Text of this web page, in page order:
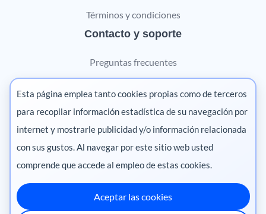
Términos y condiciones
Contacto y soporte
Preguntas frecuentes
Contáctanos
Marketing digital
Pharma
México
·
Esta página emplea tanto cookies propias como de terceros
para recopilar información estadística de su navegación por
internet y mostrarle publicidad y/o información relacionada
con sus gustos. Al navegar por este sitio web usted
comprende que accede al empleo de estas cookies.
Aceptar las cookies